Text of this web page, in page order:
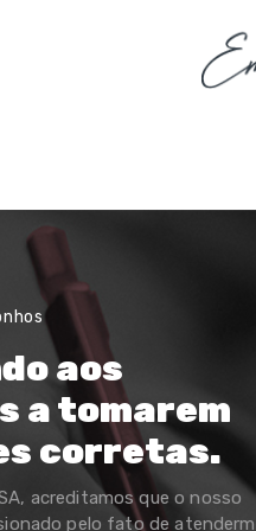
aos
a tomarem
corretas.
acreditamos que o nosso
pelo fato de